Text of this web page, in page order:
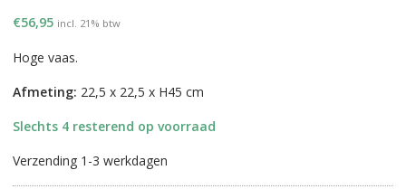
€56,95 incl. 21% btw
Hoge vaas.
Afmeting: 22,5 x 22,5 x H45 cm
Slechts 4 resterend op voorraad
Verzending 1-3 werkdagen